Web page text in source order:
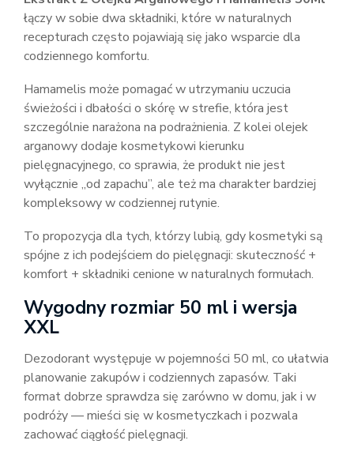
łączy w sobie dwa składniki, które w naturalnych
recepturach często pojawiają się jako wsparcie dla
codziennego komfortu.
Hamamelis może pomagać w utrzymaniu uczucia
świeżości i dbałości o skórę w strefie, która jest
szczególnie narażona na podrażnienia. Z kolei olejek
arganowy dodaje kosmetykowi kierunku
pielęgnacyjnego, co sprawia, że produkt nie jest
wyłącznie „od zapachu”, ale też ma charakter bardziej
kompleksowy w codziennej rutynie.
To propozycja dla tych, którzy lubią, gdy kosmetyki są
spójne z ich podejściem do pielęgnacji: skuteczność +
komfort + składniki cenione w naturalnych formułach.
Wygodny rozmiar 50 ml i wersja
XXL
Dezodorant występuje w pojemności 50 ml, co ułatwia
planowanie zakupów i codziennych zapasów. Taki
format dobrze sprawdza się zarówno w domu, jak i w
podróży — mieści się w kosmetyczkach i pozwala
zachować ciągłość pielęgnacji.